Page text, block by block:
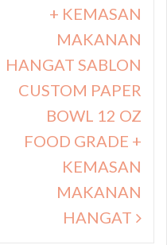
+ KEMASAN
MAKANAN
HANGAT SABLON
CUSTOM PAPER
BOWL 12 OZ
FOOD GRADE +
KEMASAN
MAKANAN
HANGAT